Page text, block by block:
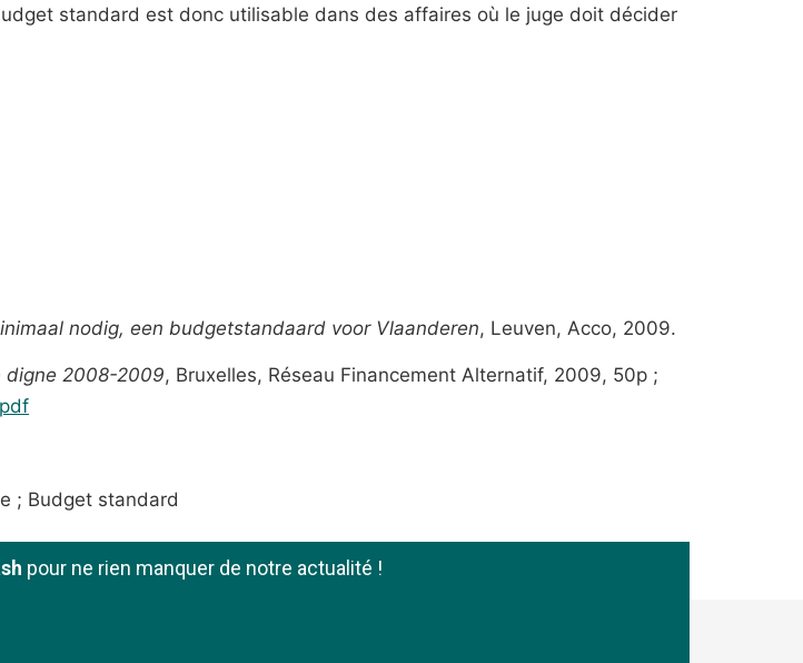
standard est donc utilisable dans des affaires où le juge doit décider
nodig, een budgetstandaard voor Vlaanderen, Leuven, Acco, 2009.
digne 2008-2009, Bruxelles, Réseau Financement Alternatif, 2009, 50p ;
; Budget standard
pour ne rien manquer de notre actualité !